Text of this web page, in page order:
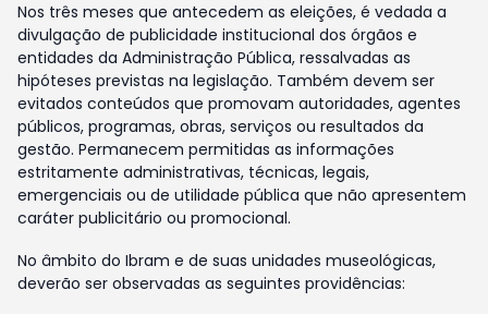
Nos três meses que antecedem as eleições, é vedada a
divulgação de publicidade institucional dos órgãos e
entidades da Administração Pública, ressalvadas as
hipóteses previstas na legislação. Também devem ser
evitados conteúdos que promovam autoridades, agentes
públicos, programas, obras, serviços ou resultados da
gestão. Permanecem permitidas as informações
estritamente administrativas, técnicas, legais,
emergenciais ou de utilidade pública que não apresentem
caráter publicitário ou promocional.
No âmbito do Ibram e de suas unidades museológicas,
deverão ser observadas as seguintes providências: